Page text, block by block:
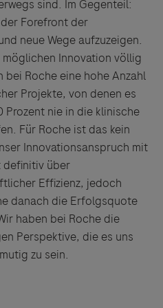
sind. Im Gegenteil:
Forefront der
neue Wege aufzuzeigen.
Innovation völlig
Roche eine hohe Anzahl
Projekte, von denen es
nie in die klinische
Für Roche ist das kein
Innovationsanspruch mit
definitiv über
Effizienz, jedoch
danach die Erfolgsquote
haben bei Roche die
Perspektive, die es uns
zu sein.